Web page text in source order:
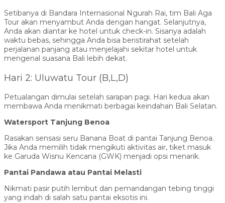
Setibanya di Bandara Internasional Ngurah Rai, tim Bali Aga
Tour akan menyambut Anda dengan hangat. Selanjutnya,
Anda akan diantar ke hotel untuk check-in. Sisanya adalah
waktu bebas, sehingga Anda bisa beristirahat setelah
perjalanan panjang atau menjelajahi sekitar hotel untuk
mengenal suasana Bali lebih dekat.
Hari 2: Uluwatu Tour (B,L,D)
Petualangan dimulai setelah sarapan pagi. Hari kedua akan
membawa Anda menikmati berbagai keindahan Bali Selatan.
Watersport Tanjung Benoa
Rasakan sensasi seru Banana Boat di pantai Tanjung Benoa.
Jika Anda memilih tidak mengikuti aktivitas air, tiket masuk
ke Garuda Wisnu Kencana (GWK) menjadi opsi menarik.
Pantai Pandawa atau Pantai Melasti
Nikmati pasir putih lembut dan pemandangan tebing tinggi
yang indah di salah satu pantai eksotis ini.